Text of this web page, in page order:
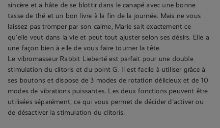
sincère et a hâte de se blottir dans le canapé avec une bonne
tasse de thé et un bon livre à la fin de la journée. Mais ne vous
laissez pas tromper par son calme, Marie sait exactement ce
qu’elle veut dans la vie et peut tout ajuster selon ses désirs. Elle a
une façon bien à elle de vous faire tourner la tête.
Le vibromasseur Rabbit Lieberté est parfait pour une double
stimulation du clitoris et du point G. Il est facile à utiliser grâce à
ses boutons et dispose de 3 modes de rotation délicieux et de 10
modes de vibrations puissantes. Les deux fonctions peuvent être
utilisées séparément, ce qui vous permet de décider d’activer ou
de désactiver la stimulation du clitoris.